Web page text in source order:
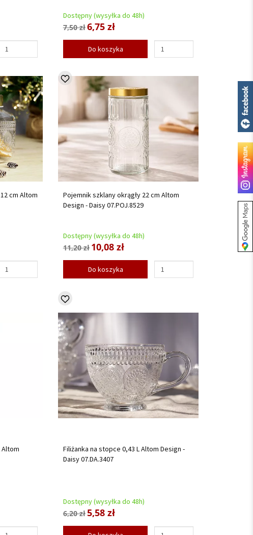
Dostępny (wysyłka do 48h)
7,50 zł6,75 zł
Do koszyka
cm Altom
Pojemnik szklany okrągły 22 cm Altom
Design - Daisy 07.POJ.8529
Dostępny (wysyłka do 48h)
11,20 zł 10,08 zł
Do koszyka
Altom
Filiżanka na stopce 0,43 L Altom Design -
Daisy 07.DA.3407
Dostępny (wysyłka do 48h)
6,20 zł5,58 zł